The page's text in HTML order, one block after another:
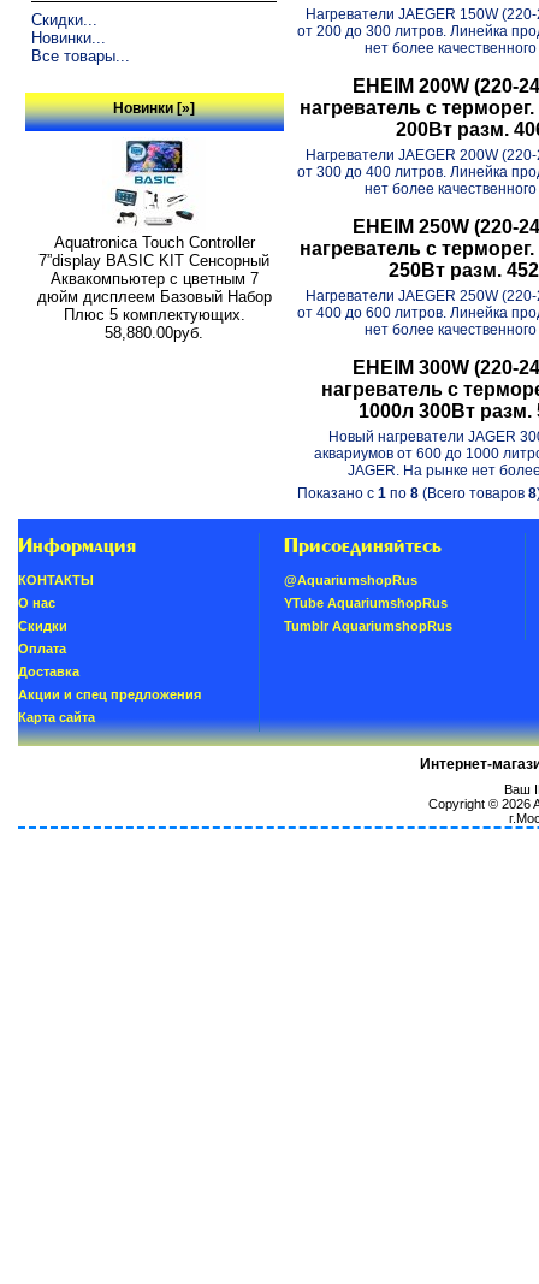
Скидки...
Новинки...
Все товары...
Новинки [»]
Aquatronica Touch Controller
7”display BASIC KIT Сенсорный
Аквакомпьютер с цветным 7
дюйм дисплеем Базовый Набор
Плюс 5 комплектующих.
58,880.00руб.
Нагреватели JAEGER 150W
от 200 до 300 литров. Линейка
нет более
EHEIM 200W (220-
нагреватель с
200Вт разм.
Нагреватели JAEGER 200W
от 300 до 400 литров. Линейка
нет более
EHEIM 250W (220-
нагреватель с
250Вт разм.
Нагреватели JAEGER 250W
от 400 до 600 литров. Линейка
нет более
EHEIM 300W (220-
нагреватель с
1000л 300Вт
Новый нагреватели JAGER
аквариумов от 600 до 1000
JAGER. На рынке нет
Показано с 1по 8(Всего товаров 8
Информация
КОНТАКТЫ
О нас
Скидки
Oплатa
Доставка
Акции и спец предложения
Карта сайта
Присоединяйтесь
@AquariumshopRus
YTube AquariumshopRus
Tumblr AquariumshopRus
Интернет-
Ваш
Copyright © 2026